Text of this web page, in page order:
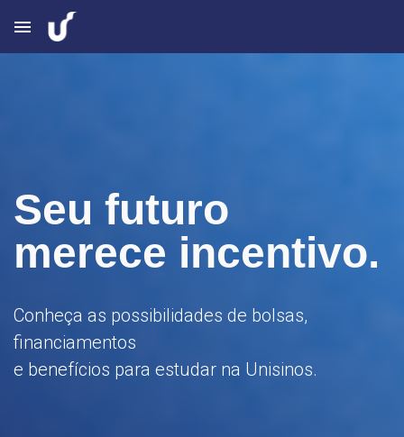
menu
Seu futuro
merece incentivo.
Conheça as possibilidades de bolsas,
financiamentos
e benefícios para estudar na Unisinos.